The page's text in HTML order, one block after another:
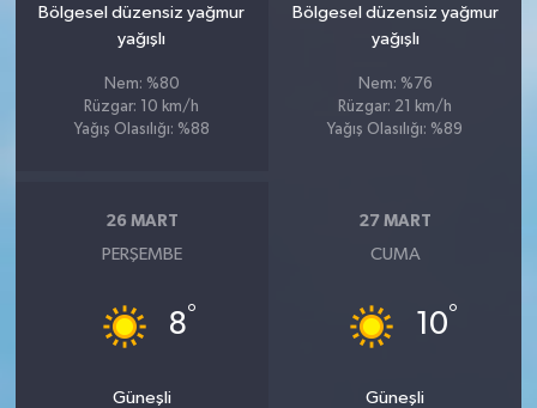
Bölgesel düzensiz yağmur
yağışlı
Nem: %80
Rüzgar: 10 km/h
Yağış Olasılığı: %88
Bölgesel düzensiz yağmur
yağışlı
Nem: %76
Rüzgar: 21 km/h
Yağış Olasılığı: %89
26 MART
PERŞEMBE
8°
Güneşli
27 MART
CUMA
10°
Güneşli